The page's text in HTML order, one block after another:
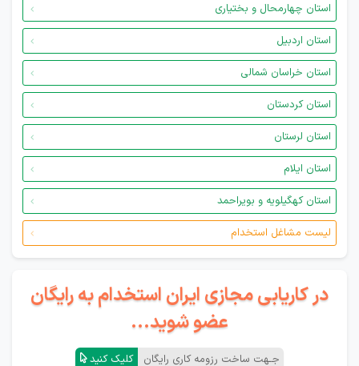
استان چهارمحال و بختیاری
استان اردبیل
استان خراسان شمالی
استان کردستان
استان لرستان
استان ایلام
استان کهگیلویه و بویراحمد
لیست مشاغل استخدام
در کاریابی مجازی ایران استخدام به رایگان
عضو شوید...
جـهت ساخت رزومه کاری رایگان کلیک کنید